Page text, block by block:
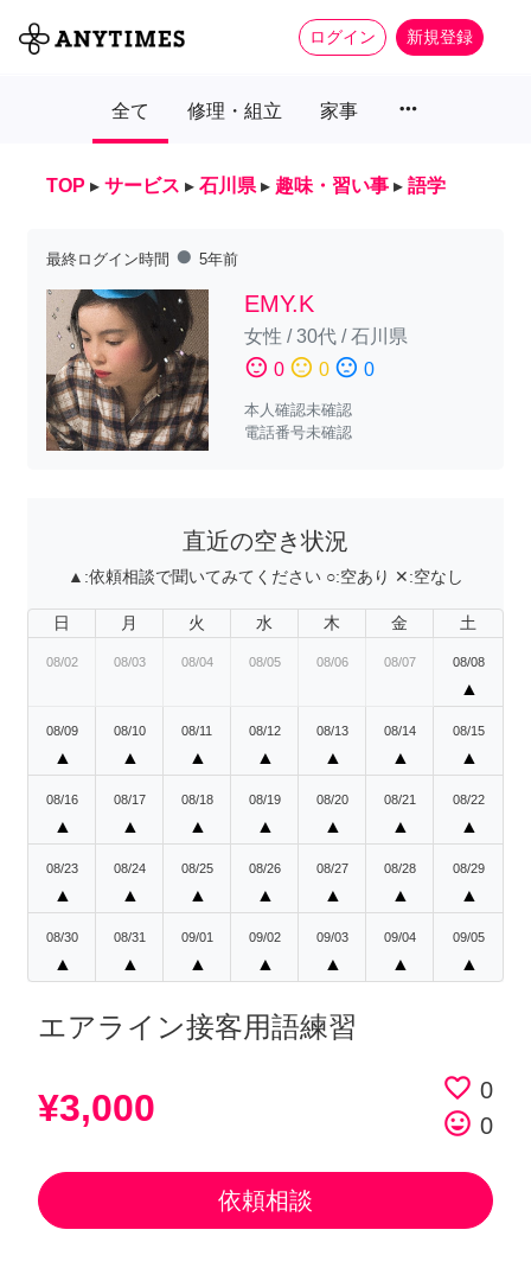
ログイン 新規登録
全て 修理・組立 家事 more_horiz
TOP ▸ サービス ▸ 石川県 ▸ 趣味・習い事 ▸ 語学
最終ログイン時間 fiber_manual_record 5年前
EMY.K
女性 /30代/石川県
sentiment_satisfied 0 sentiment_neutral 0 sentiment_dissatisfied 0
本人確認未確認
電話番号未確認
直近の空き状況
▲:依頼相談で聞いてみてください ○:空あり ✕:空なし
日 月 火 水 木 金 土
08/02 08/03 08/04 08/05 08/06 08/07 08/08
▲
08/09
▲
08/10
▲
08/11
▲
08/12
▲
08/13
▲
08/14
▲
08/15
▲
08/16
▲
08/17
▲
08/18
▲
08/19
▲
08/20
▲
08/21
▲
08/22
▲
08/23
▲
08/24
▲
08/25
▲
08/26
▲
08/27
▲
08/28
▲
08/29
▲
08/30
▲
08/31
▲
09/01
▲
09/02
▲
09/03
▲
09/04
▲
09/05
▲
エアライン接客用語練習
¥3,000 favorite_border 0
tag_faces 0
依頼相談